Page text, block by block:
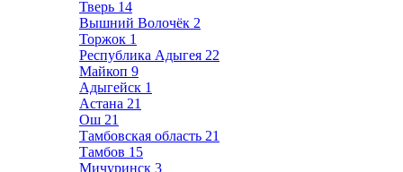
Тверь 14
Вышний Волочёк 2
Торжок 1
Республика Адыгея 22
Майкоп 9
Адыгейск 1
Астана 21
Ош 21
Тамбовская область 21
Тамбов 15
Мичуринск 3